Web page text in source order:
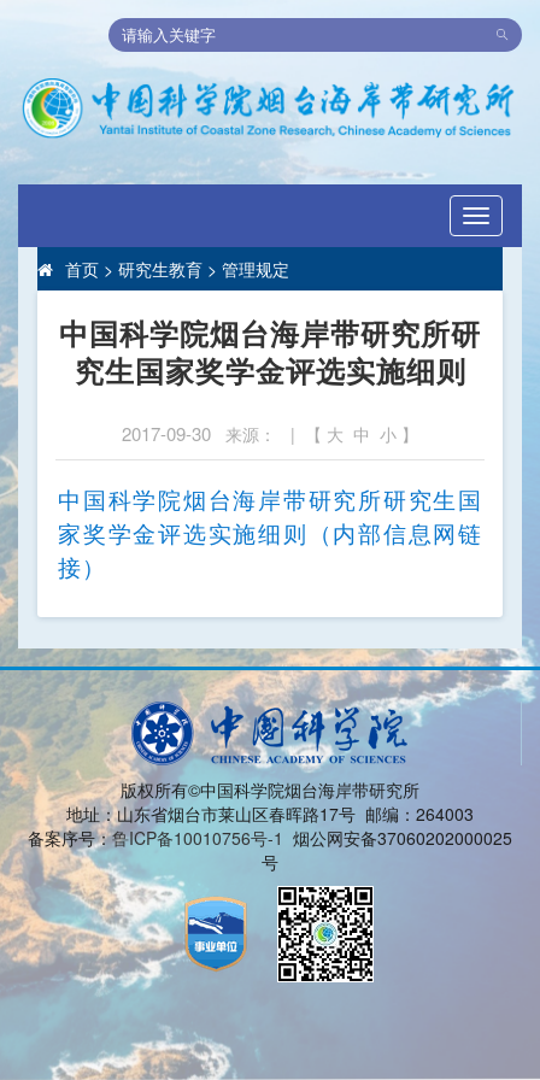
Toggle
首页 > 研究生教育 > 管理规定
中国科学院烟台海岸带研究所研
究生国家奖学金评选实施细则
2017-09-30 来源： | 【 大 中 小 】
中国科学院烟台海岸带研究所研究生国
家奖学金评选实施细则（内部信息网链
接）
版权所有©中国科学院烟台海岸带研究所
地址：山东省烟台市莱山区春晖路17号 邮编：264003
备案序号：鲁ICP备10010756号-1 烟公网安备37060202000025
号